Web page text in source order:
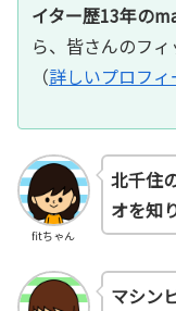
イター歴13年の
ら、皆さんのフィ
（詳しいプロフ
fitちゃん
北千住
オを知
マシン